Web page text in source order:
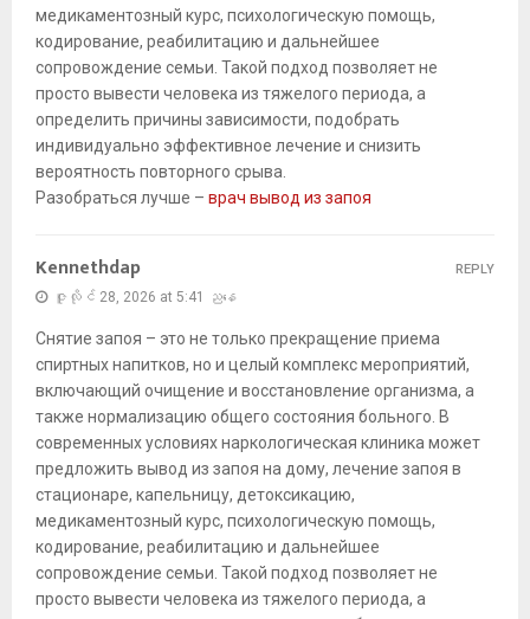
медикаментозный курс, психологическую помощь,
кодирование, реабилитацию и дальнейшее
сопровождение семьи. Такой подход позволяет не
просто вывести человека из тяжелого периода, а
определить причины зависимости, подобрать
индивидуально эффективное лечение и снизить
вероятность повторного срыва.
Разобраться лучше – врач вывод из запоя
Kennethdap
ဇူလိုင် 28, 2026 at 5:41 ညနေ
Снятие запоя – это не только прекращение приема
спиртных напитков, но и целый комплекс мероприятий,
включающий очищение и восстановление организма, а
также нормализацию общего состояния больного. В
современных условиях наркологическая клиника может
предложить вывод из запоя на дому, лечение запоя в
стационаре, капельницу, детоксикацию,
медикаментозный курс, психологическую помощь,
кодирование, реабилитацию и дальнейшее
сопровождение семьи. Такой подход позволяет не
просто вывести человека из тяжелого периода, а
REPLY